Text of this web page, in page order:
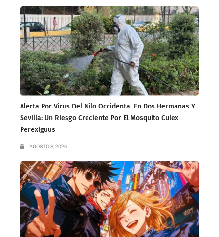
Alerta Por Virus Del Nilo Occidental En Dos Hermanas Y
Sevilla: Un Riesgo Creciente Por El Mosquito Culex
Perexiguus
AGOSTO 8, 2026